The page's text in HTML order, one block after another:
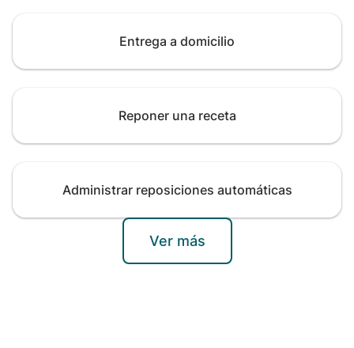
Entrega a domicilio
Reponer una receta
Administrar reposiciones automáticas
Ver más